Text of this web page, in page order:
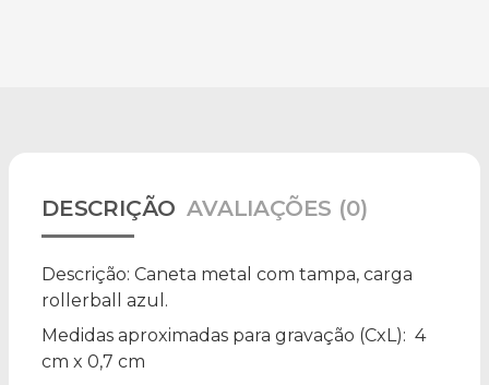
DESCRIÇÃO AVALIAÇÕES (0)
Descrição: Caneta metal com tampa, carga
rollerball azul.
Medidas aproximadas para gravação (CxL): 4
cm x 0,7 cm